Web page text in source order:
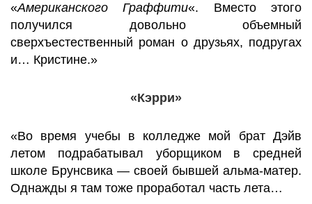
«Американского Граффити«. Вместо этого
получился довольно объемный
сверхъестественный роман о друзьях, подругах
и… Кристине.»
«Кэрри»
«Во время учебы в колледже мой брат Дэйв
летом подрабатывал уборщиком в средней
школе Брунсвика — своей бывшей альма-матер.
Однажды я там тоже проработал часть лета…